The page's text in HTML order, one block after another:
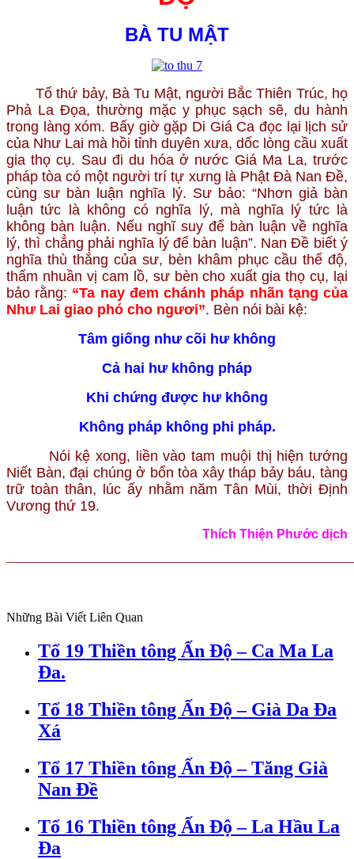
BÀ TU MẬT
Tổ thứ bảy, Bà Tu Mật, người Bắc Thiên Trúc, họ
Phả La Đọa, thường mặc y phục sạch sẽ, du hành
trong làng xóm. Bấy giờ gặp Di Giá Ca đọc lại lịch sử
của Như Lai mà hồi tỉnh duyên xưa, dốc lòng cầu xuất
gia thọ cụ. Sau đi du hóa ở nước Giá Ma La, trước
pháp tòa có một người trí tự xưng là Phật Đà Nan Đề,
cùng sư bàn luận nghĩa lý. Sư bảo: “Nhơn giả bàn
luận tức là không có nghĩa lý, mà nghĩa lý tức là
không bàn luận. Nếu nghĩ suy để bàn luận về nghĩa
lý, thì chẳng phải nghĩa lý để bàn luận”. Nan Đề biết ý
nghĩa thù thắng của sư, bèn khâm phục cầu thế độ,
thấm nhuần vị cam lồ, sư bèn cho xuất gia thọ cụ, lại
bảo rằng: “Ta nay đem chánh pháp nhãn tạng của
Như Lai giao phó cho ngươi”. Bèn nói bài kệ:
Tâm giống như cõi hư không
Cả hai hư không pháp
Khi chứng được hư không
Không pháp không phi pháp.
Nói kệ xong, liền vào tam muội thị hiện tướng
Niết Bàn, đại chúng ở bổn tòa xây tháp bảy báu, tàng
trữ toàn thân, lúc ấy nhằm năm Tân Mùi, thời Định
Vương thứ 19.
Thích Thiện Phước dịch
Những Bài Viết Liên Quan
Tổ 19 Thiền tông Ấn Độ – Ca Ma La
Đa.
Tổ 18 Thiền tông Ấn Độ – Già Da Đa
Xá
Tổ 17 Thiền tông Ấn Độ – Tăng Già
Nan Đề
Tổ 16 Thiền tông Ấn Độ – La Hầu La
Đa